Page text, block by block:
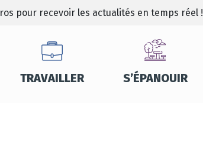
pour recevoir les actualités en temps réel !
TRAVAILLER S’ÉPANOUIR